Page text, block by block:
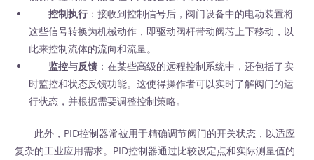
控制执行 ：接收到控制信号后，阀门设备中的电动装置将
这些信号转换为机械动作，即驱动阀杆带动阀芯上下移动，以
此来控制流体的流向和流量。
监控与反馈 ：在某些高级的远程控制系统中，还包括了实
时监控和状态反馈功能。这使得操作者可以实时了解阀门的运
行状态，并根据需要调整控制策略。
此外，PID控制器常被用于精确调节阀门的开关状态，以适应
复杂的工业应用需求。PID控制器通过比较设定点和实际测量值的